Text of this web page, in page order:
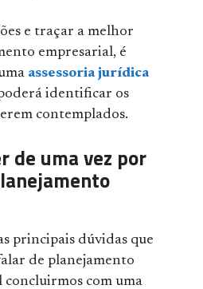
e traçar a melhor
empresarial, é
assessoria jurídica
identificar os
contemplados.
de uma vez por
principais dúvidas que
de planejamento
concluirmos com uma